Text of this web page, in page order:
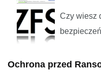
Czy wiesz
Ochrona przed